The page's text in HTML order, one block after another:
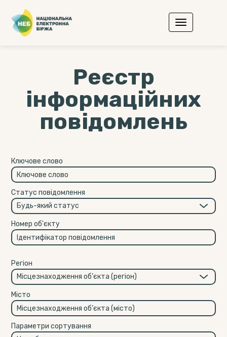
Реєстр
інформаційних
повідомлень
Ключове слово
Статус повідомлення
Номер об'єкту
Регіон
Місто
Параметри сортування